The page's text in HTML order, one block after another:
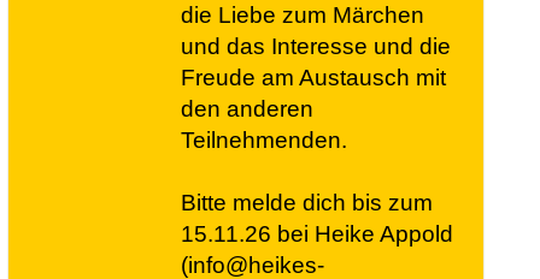
die Liebe zum Märchen
und das Interesse und die
Freude am Austausch mit
den anderen
Teilnehmenden.
Bitte melde dich bis zum
15.11.26 bei Heike Appold
(info@heikes-